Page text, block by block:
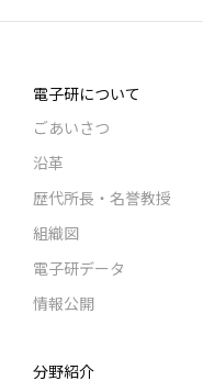
電子研について
ごあいさつ
沿革
歴代所長・名誉教授
組織図
電子研データ
情報公開
分野紹介